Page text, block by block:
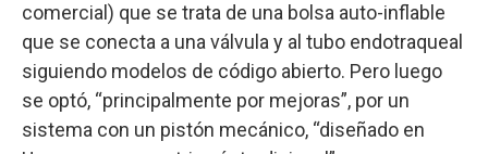
comercial) que se trata de una bolsa auto-inflable
que se conecta a una válvula y al tubo endotraqueal
siguiendo modelos de código abierto. Pero luego
se optó, “principalmente por mejoras”, por un
sistema con un pistón mecánico, “diseñado en